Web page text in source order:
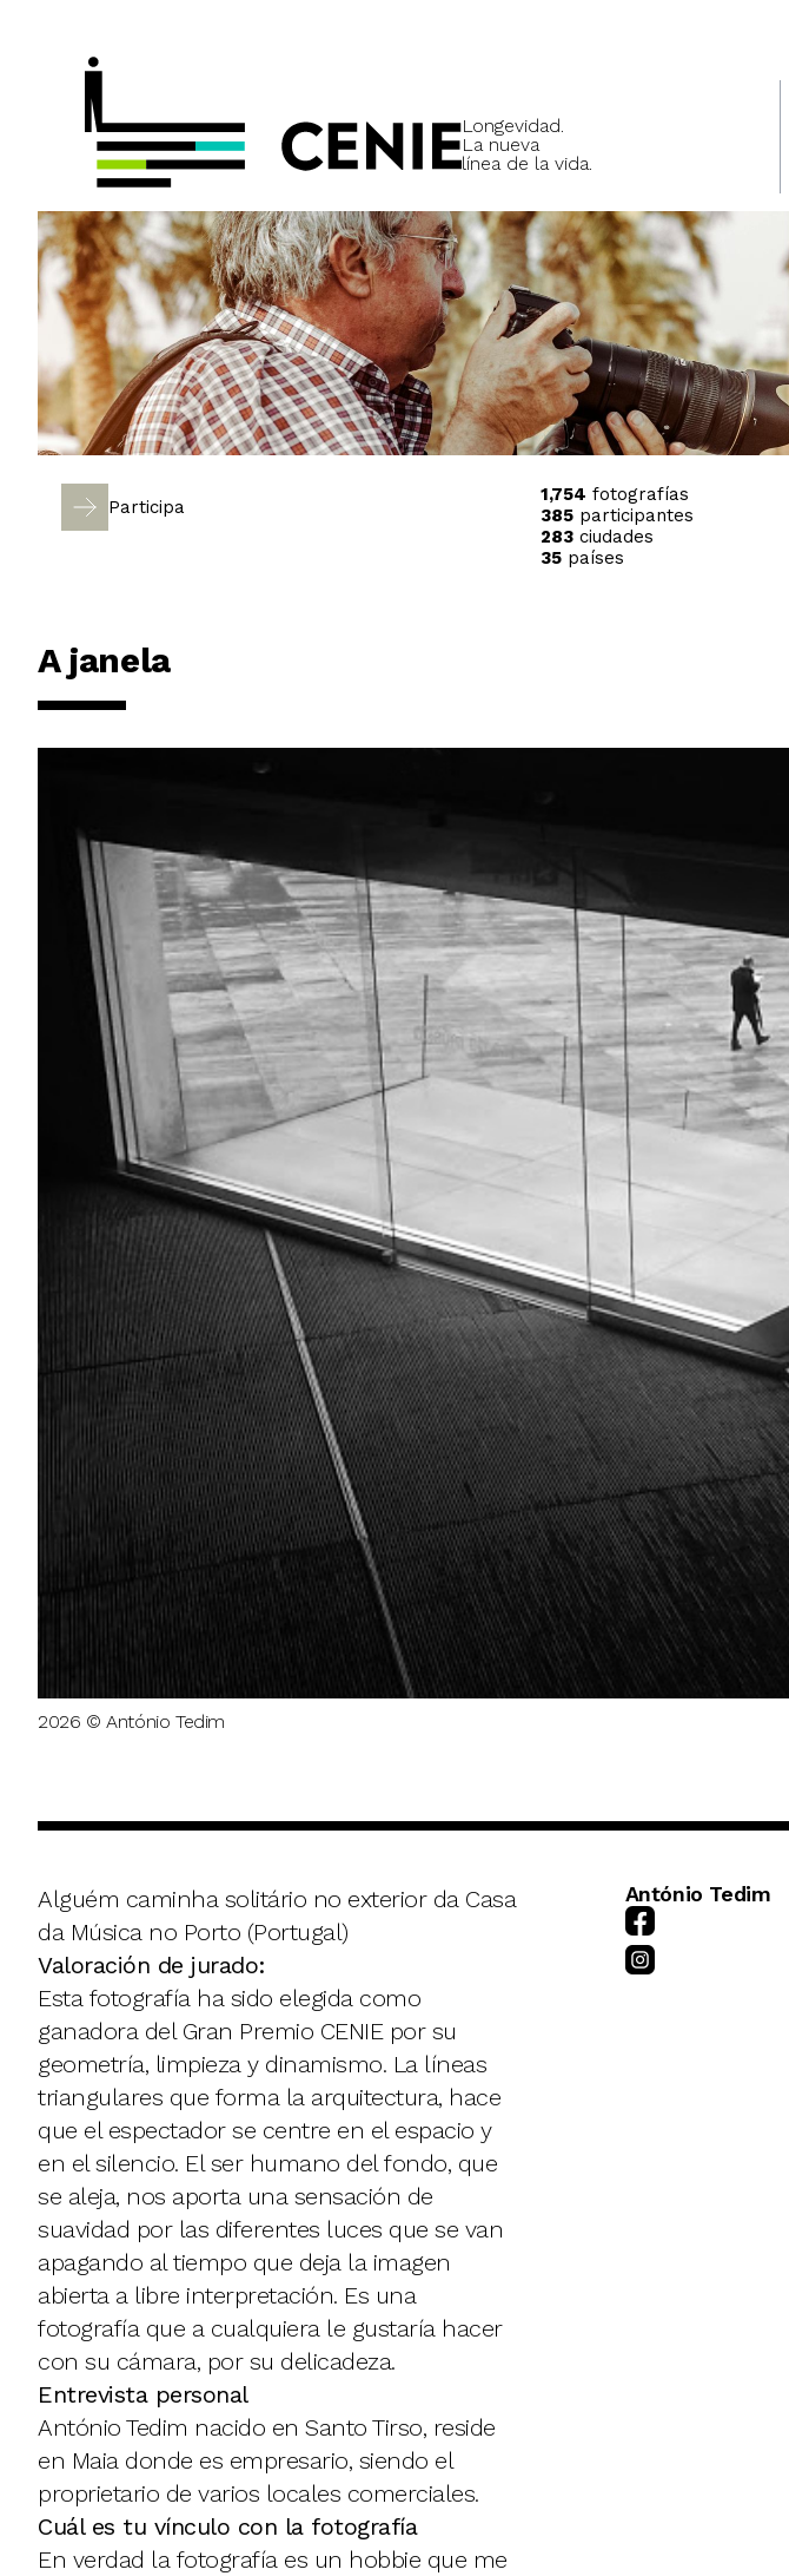
Longevidad.
La nueva
línea de la vida.
Participa
1,754 fotografías
385participantes
283ciudades
35países
A janela
2026 © António Tedim
Alguém caminha solitário no exterior da Casa
da Música no Porto (Portugal)
Valoración de jurado:
Esta fotografía ha sido elegida como
ganadora del Gran Premio CENIE por su
geometría, limpieza y dinamismo. La líneas
triangulares que forma la arquitectura, hace
que el espectador se centre en el espacio y
en el silencio. El ser humano del fondo, que
se aleja, nos aporta una sensación de
suavidad por las diferentes luces que se van
apagando al tiempo que deja la imagen
abierta a libre interpretación. Es una
fotografía que a cualquiera le gustaría hacer
con su cámara, por su delicadeza.
Entrevista personal
António Tedim nacido en Santo Tirso, reside
en Maia donde es empresario, siendo el
proprietario de varios locales comerciales.
Cuál es tu vínculo con la fotografía
En verdad la fotografía es un hobbie que me
António Tedim